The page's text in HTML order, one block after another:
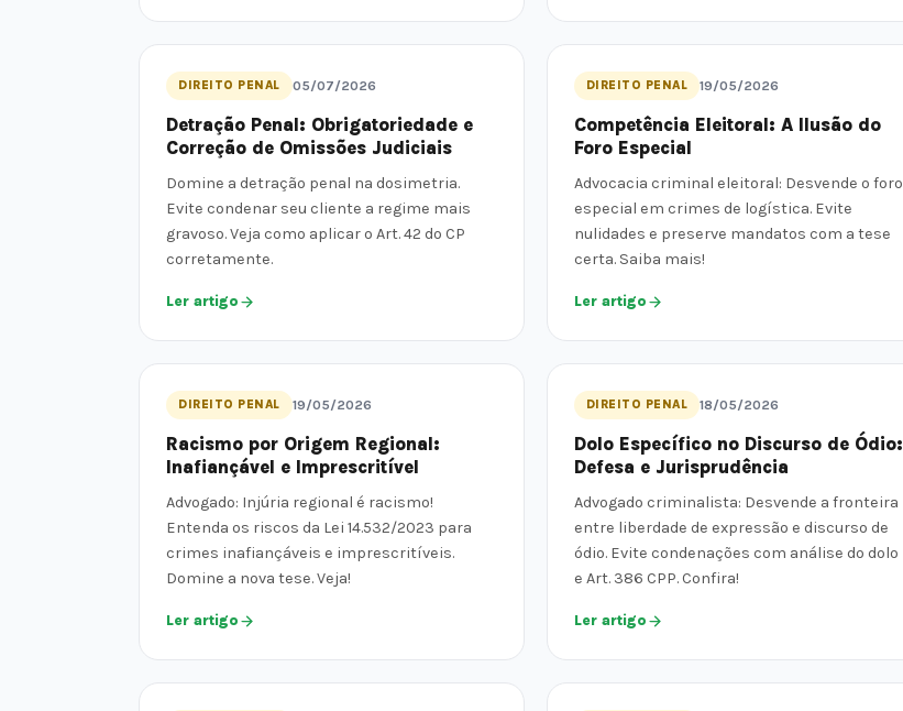
DIREITO PENAL 05/07/2026
Detração Penal: Obrigatoriedade e
Correção de Omissões Judiciais
Domine a detração penal na dosimetria.
Evite condenar seu cliente a regime mais
gravoso. Veja como aplicar o Art. 42 do CP
corretamente.
Ler artigo
DIREITO PENAL 19/05/2026
Competência Eleitoral: A Ilusão do
Foro Especial
Advocacia criminal eleitoral: Desvende o foro
especial em crimes de logística. Evite
nulidades e preserve mandatos com a tese
certa. Saiba mais!
Ler artigo
DIREITO PENAL 19/05/2026
Racismo por Origem Regional:
Inafiançável e Imprescritível
Advogado: Injúria regional é racismo!
Entenda os riscos da Lei 14.532/2023 para
crimes inafiançáveis e imprescritíveis.
Domine a nova tese. Veja!
Ler artigo
DIREITO PENAL 18/05/2026
Dolo Específico no Discurso de Ódio:
Defesa e Jurisprudência
Advogado criminalista: Desvende a fronteira
entre liberdade de expressão e discurso de
ódio. Evite condenações com análise do dolo
e Art. 386 CPP. Confira!
Ler artigo